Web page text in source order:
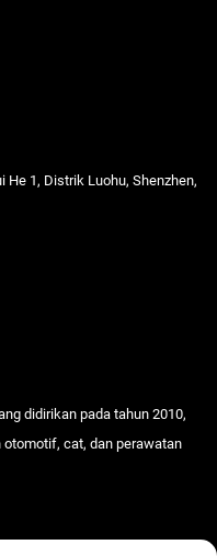
He 1, Distrik Luohu, Shenzhen,
didirikan pada tahun 2010,
cat, dan perawatan